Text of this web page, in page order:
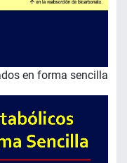
en forma sencilla